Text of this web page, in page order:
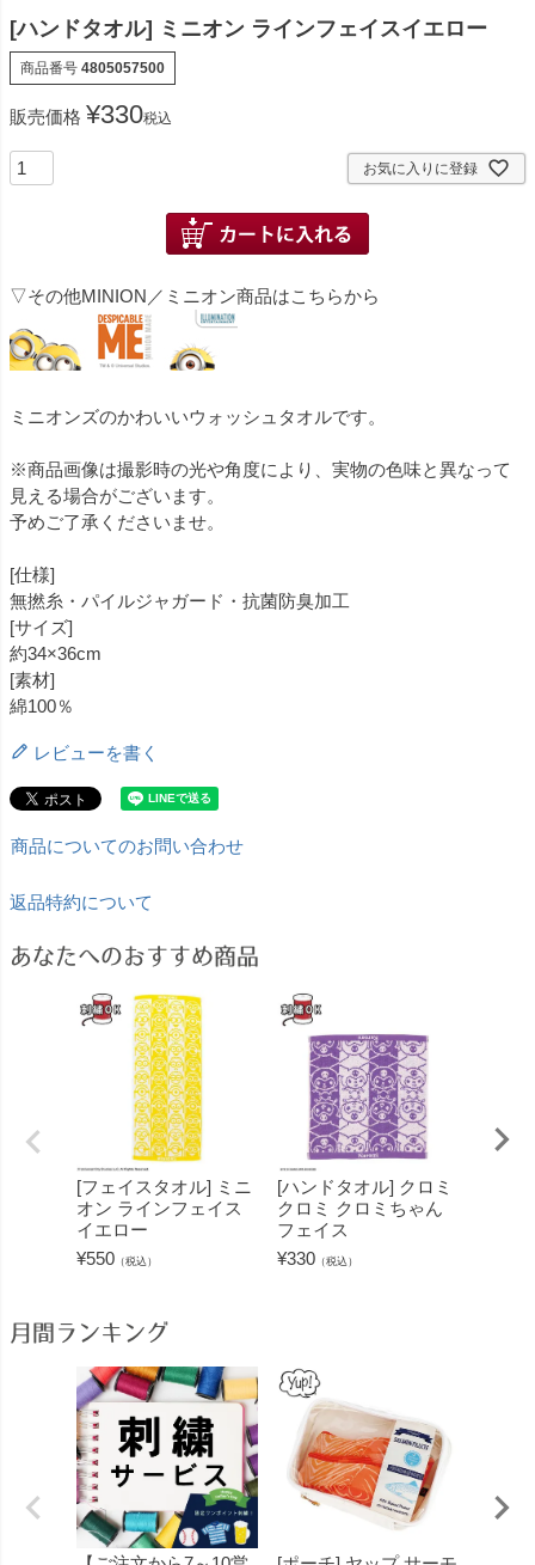
[ハンドタオル] ミニオン ラインフェイスイエロー
商品番号 4805057500
販売価格 ¥330税込
お気に入りに登録
▽その他MINION／ミニオン商品はこちらから
ミニオンズのかわいいウォッシュタオルです。
※商品画像は撮影時の光や角度により、実物の色味と異なって
見える場合がございます。
予めご了承くださいませ。
[仕様]
無撚糸・パイルジャガード・抗菌防臭加工
[サイズ]
約34×36cm
[素材]
綿100％
レビューを書く
商品についてのお問い合わせ
返品特約について
あなたへのおすすめ商品
[フェイスタオル] ミニ
オン ラインフェイス
イエロー
¥550 （税込）
[ハンドタオル] クロミ
クロミ クロミちゃん
フェイス
¥330 （税込）
月間ランキング